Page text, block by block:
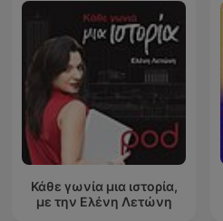
Κάθε γωνία μια ιστορία,
με την Ελένη Λετώνη